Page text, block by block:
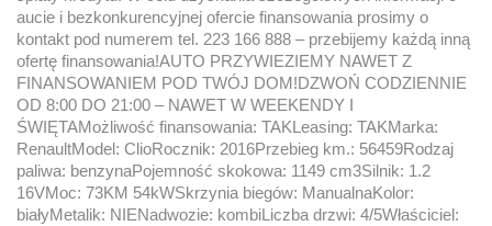
aucie i bezkonkurencyjnej ofercie finansowania prosimy o
kontakt pod numerem tel. 223 166 888 – przebijemy każdą inną
ofertę finansowania!AUTO PRZYWIEZIEMY NAWET Z
FINANSOWANIEM POD TWÓJ DOM!DZWOŃ CODZIENNIE
OD 8:00 DO 21:00 – NAWET W WEEKENDY I
ŚWIĘTAMożliwość finansowania: TAKLeasing: TAKMarka:
RenaultModel: ClioRocznik: 2016Przebieg km.: 56459Rodzaj
paliwa: benzynaPojemność skokowa: 1149 cm3Silnik: 1.2
16VMoc: 73KM 54kWSkrzynia biegów: ManualnaKolor:
białyMetalik: NIENadwozie: kombiLiczba drzwi: 4/5Właściciel: